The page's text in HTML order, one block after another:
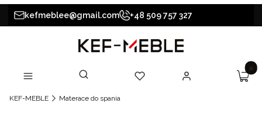
kefmeblee@gmail.com +48 509 757 327
Menu Otwórz wyszukiwarkę
Szukaj Ulubione Zaloguj się
KEF-MEBLE Materace do spania